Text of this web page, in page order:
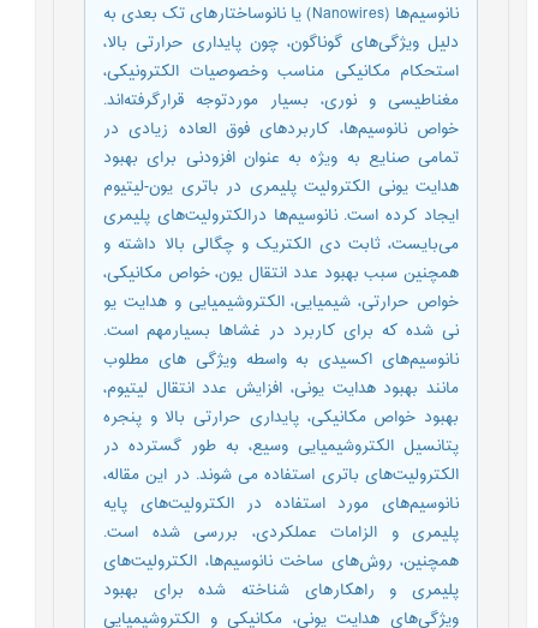
نانوسیم‌ها (Nanowires) یا نانوساختارهای تک بعدی به
دلیل ویژگی‌های گوناگون، چون پایداری حرارتی بالا،
استحکام مکانیکی مناسب وخصوصیات الکترونیکی،
مغناطیسی و نوری، بسیار موردتوجه قرارگرفته‌اند.
خواص نانوسیم‌ها، کاربردهای فوق العاده زیادی در
تمامی صنایع به ویژه به عنوان افزودنی برای بهبود
هدایت یونی الکترولیت پلیمری در باتری یون-لیتیوم
ایجاد کرده است. نانوسیم‌ها درالکترولیت‌های پلیمری
می‌بایست، ثابت دی الکتریک و چگالی بالا داشته و
همچنین سبب بهبود عدد انتقال یون، خواص مکانیکی،
خواص حرارتی، شیمیایی، الکتروشیمیایی و هدایت یو
نی شده که برای کاربرد در غشاها بسیارمهم است.
نانوسیم‌های اکسیدی به واسطه ویژگی های مطلوب
مانند بهبود هدایت یونی، افزایش عدد انتقال لیتیوم،
بهبود خواص مکانیکی، پایداری حرارتی بالا و پنجره
پتانسیل الکتروشیمیایی وسیع، به طور گسترده در
الکترولیت‌های باتری استفاده می شوند. در این مقاله،
نانوسیم‌های مورد استفاده در الکترولیت‌های پایه
پلیمری و الزامات عملکردی، بررسی شده است.
همچنین، روش‌های ساخت نانوسیم‌ها، الکترولیت‌های
پلیمری و راهکارهای شناخته شده برای بهبود
ویژگی‌های هدایت یونی، مکانیکی و الکتروشیمیایی